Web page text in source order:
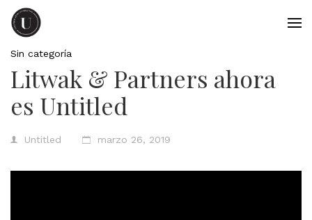
Sin categoría
Litwak & Partners ahora
es Untitled
Untitled marzo 26, 2019